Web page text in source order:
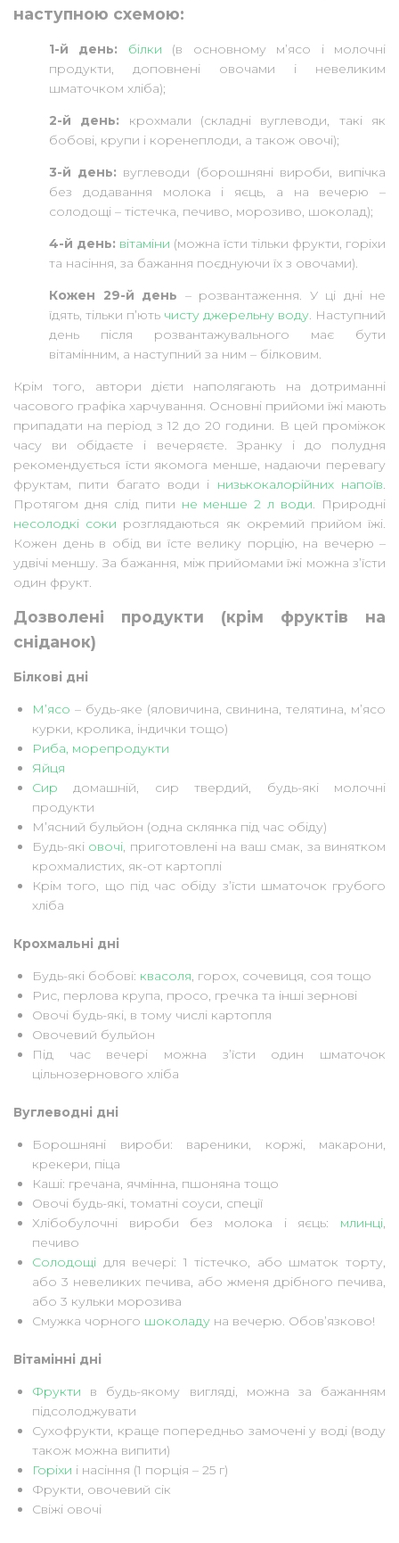
наступною схемою:
1-й день: білки (в основному м’ясо і молочні
продукти, доповнені овочами і невеликим
шматочком хліба);
2-й день: крохмали (складні вуглеводи, такі як
бобові, крупи і коренеплоди, а також овочі);
3-й день: вуглеводи (борошняні вироби, випічка
без додавання молока і яєць, а на вечерю –
солодощі – тістечка, печиво, морозиво, шоколад);
4-й день: вітаміни (можна їсти тільки фрукти, горіхи
та насіння, за бажання поєднуючи їх з овочами).
Кожен 29-й день – розвантаження. У ці дні не
їдять, тільки пʼють чисту джерельну воду. Наступний
день після розвантажувального має бути
вітамінним, а наступний за ним – білковим.
Крім того, автори дієти наполягають на дотриманні
часового графіка харчування. Основні прийоми їжі мають
припадати на період з 12 до 20 години. В цей проміжок
часу ви обідаєте і вечеряєте. Зранку і до полудня
рекомендується їсти якомога менше, надаючи перевагу
фруктам, пити багато води і низькокалорійних напоїв.
Протягом дня слід пити не менше 2 л води. Природні
несолодкі соки розглядаються як окремий прийом їжі.
Кожен день в обід ви їсте велику порцію, на вечерю –
удвічі меншу. За бажання, між прийомами їжі можна з’їсти
один фрукт.
Дозволені продукти (крім фруктів на
сніданок)
Білкові дні
М’ясо – будь-яке (яловичина, свинина, телятина, м’ясо
курки, кролика, індички тощо)
Риба, морепродукти
Яйця
Сир домашній, сир твердий, будь-які молочні
продукти
Мʼясний бульйон (одна склянка під час обіду)
Будь-які овочі, приготовлені на ваш смак, за винятком
крохмалистих, як-от картоплі
Крім того, що під час обіду з’їсти шматочок грубого
хліба
Крохмальні дні
Будь-які бобові: квасоля, горох, сочевиця, соя тощо
Рис, перлова крупа, просо, гречка та інші зернові
Овочі будь-які, в тому числі картопля
Овочевий бульйон
Під час вечері можна з’їсти один шматочок
цільнозернового хліба
Вуглеводні дні
Борошняні вироби: вареники, коржі, макарони,
крекери, піца
Каші: гречана, ячмінна, пшоняна тощо
Овочі будь-які, томатні соуси, спеції
Хлібобулочні вироби без молока і яєць: млинці,
печиво
Солодощі для вечері: 1 тістечко, або шматок торту,
або 3 невеликих печива, або жменя дрібного печива,
або 3 кульки морозива
Смужка чорного шоколаду на вечерю. Обов’язково!
Вітамінні дні
Фрукти в будь-якому вигляді, можна за бажанням
підсолоджувати
Сухофрукти, краще попередньо замочені у воді (воду
також можна випити)
Горіхи і насіння (1 порція – 25 г)
Фрукти, овочевий сік
Свіжі овочі